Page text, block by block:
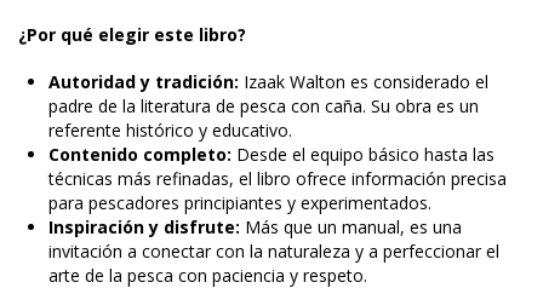
¿Por qué elegir este libro?
Autoridad y tradición: Izaak Walton es considerado el
padre de la literatura de pesca con caña. Su obra es un
referente histórico y educativo.
Contenido completo: Desde el equipo básico hasta las
técnicas más refinadas, el libro ofrece información precisa
para pescadores principiantes y experimentados.
Inspiración y disfrute: Más que un manual, es una
invitación a conectar con la naturaleza y a perfeccionar el
arte de la pesca con paciencia y respeto.